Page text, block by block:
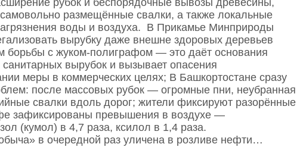
рубок и беспорядочные вывозы древесины,
размещённые свалки, а также локальные
воды и воздуха. В Прикамье Минприроды
вырубку даже внешне здоровых деревьев
борьбы с жуком‑полиграфом — это даёт основания
вырубок и вызывает опасения
меры в коммерческих целях; В Башкортостане сразу
после массовых рубок — огромные пни, неубранная
свалки вдоль дорог; жители фиксируют разорённые
зафиксированы превышения в воздухе —
(кумол) в 4,7 раза, ксилол в 1,4 раза.
в очередной раз уличена в розливе нефти…